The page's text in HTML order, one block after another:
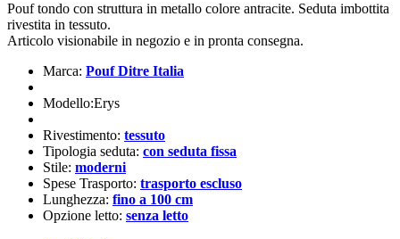
Pouf tondo con struttura in metallo colore antracite. Seduta imbottita
rivestita in tessuto.
Articolo visionabile in negozio e in pronta consegna.
Marca: Pouf Ditre Italia
Modello:Erys
Rivestimento: tessuto
Tipologia seduta: con seduta fissa
Stile: moderni
Spese Trasporto: trasporto escluso
Lunghezza: fino a 100 cm
Opzione letto: senza letto